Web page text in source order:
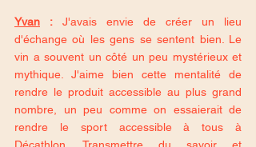
Yvan : J'avais envie de créer un lieu
d'échange où les gens se sentent bien. Le
vin a souvent un côté un peu mystérieux et
mythique. J'aime bien cette mentalité de
rendre le produit accessible au plus grand
nombre, un peu comme on essaierait de
rendre le sport accessible à tous à
Décathlon. Transmettre du savoir et